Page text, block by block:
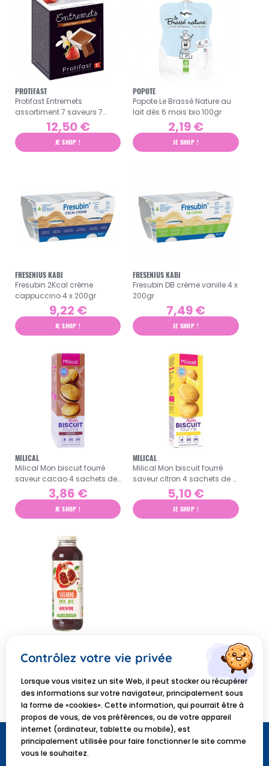
PROTIFAST
Protifast Entremets
assortiment 7 saveurs 7
sachets panachés
12,50 €
JE SHOP !
POPOTE
Popote Le Brassé Nature au
lait dès 6 mois bio 100gr
2,19 €
JE SHOP !
FRESENIUS KABI
Fresubin 2Kcal crème
cappuccino 4 x 200gr
9,22 €
JE SHOP !
FRESENIUS KABI
Fresubin DB crème vanille 4 x
200gr
7,49 €
JE SHOP !
MILICAL
Milical Mon biscuit fourré
saveur cacao 4 sachets de
2 biscuits3,86 €
JE SHOP !
MILICAL
Milical Mon biscuit fourré
saveur citron 4 sachets de 2
5,10 €
JE SHOP !
Vitabio pur jus grenade 50cl
5,88 €
JE SHOP !
Contrôlez votre vie privée
Lorsque vous visitez un site Web, il peut stocker ou récupérer
des informations sur votre navigateur, principalement sous
la forme de «cookies». Cette information, qui pourrait être à
propos de vous, de vos préférences, ou de votre appareil
internet (ordinateur, tablette ou mobile), est
principalement utilisée pour faire fonctionner le site comme
vous le souhaitez.